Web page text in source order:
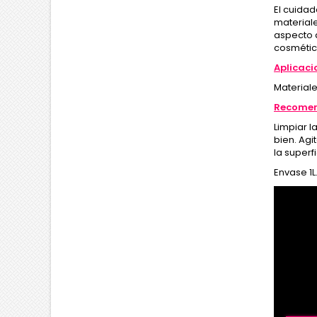
El
aspecto
Limpiar
bien.
la
Envase